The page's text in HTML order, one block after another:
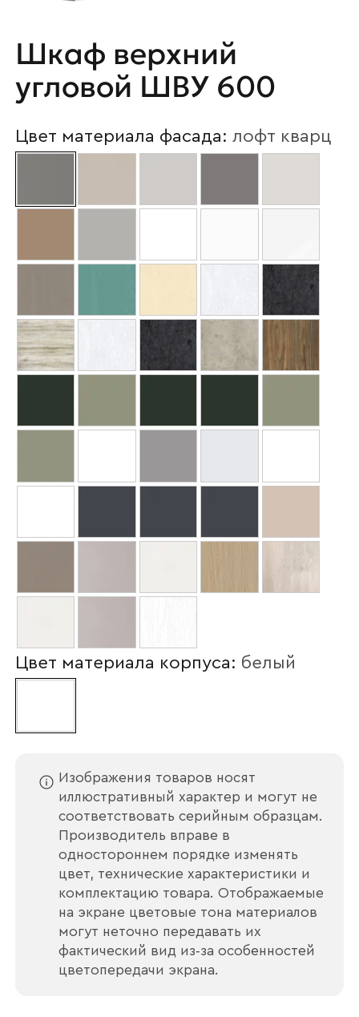
Шкаф верхний
угловой ШВУ 600
Цвет материала фасада: лофт кварц
Цвет материала корпуса: белый
Изображения товаров носят
иллюстративный характер и могут не
соответствовать серийным образцам.
Производитель вправе в
одностороннем порядке изменять
цвет, технические характеристики и
комплектацию товара. Отображаемые
на экране цветовые тона материалов
могут неточно передавать их
фактический вид из‑за особенностей
цветопередачи экрана.
Ваш email
Номер телефона
Прикрепите логотип
компании